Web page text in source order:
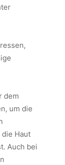
dem
um die
Haut
Auch bei